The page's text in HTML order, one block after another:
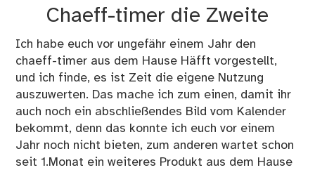
Chaeff-timer die Zweite
Ich habe euch vor ungefähr einem Jahr den
chaeff-timer aus dem Hause Häfft vorgestellt,
und ich finde, es ist Zeit die eigene Nutzung
auszuwerten. Das mache ich zum einen, damit ihr
auch noch ein abschließendes Bild vom Kalender
bekommt, denn das konnte ich euch vor einem
Jahr noch nicht bieten, zum anderen wartet schon
seit 1.Monat ein weiteres Produkt aus dem Hause